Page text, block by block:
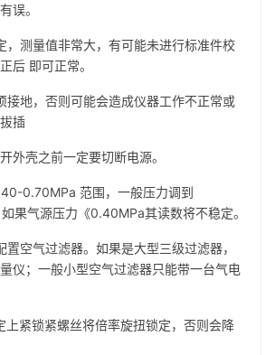
误。
测量值非常大，有可能未进行标准件校
后 即可正常。
地，否则可能会造成仪器工作不正常或
插
外壳之前一定要切断电源。
0.70MPa 范围，一般压力调到
果气源压力《0.40MPa其读数将不稳定。
空气过滤器。如果是大型三级过滤器，
仪；一般小型空气过滤器只能带一台气电
紧锁紧螺丝将倍率旋扭锁定，否则会降